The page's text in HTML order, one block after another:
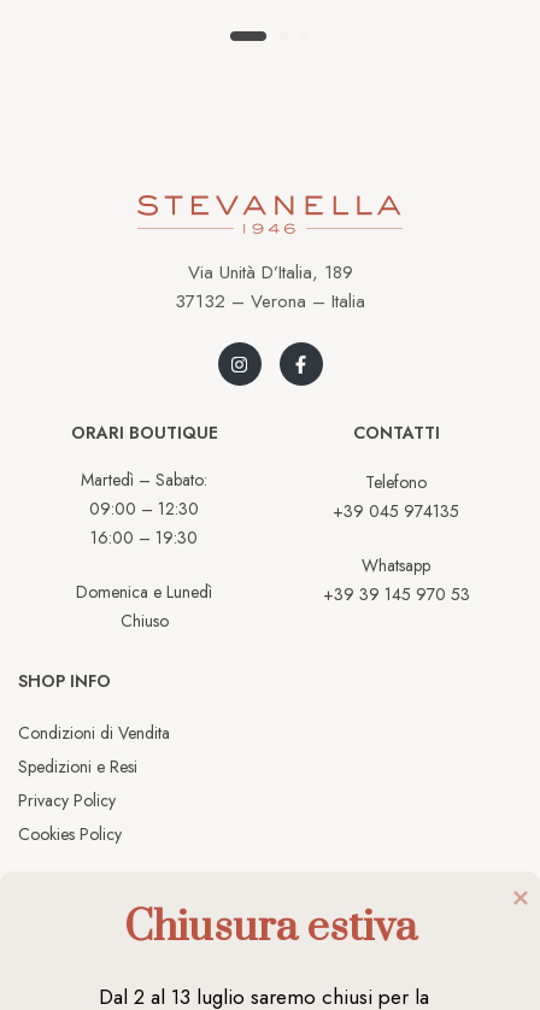
Via Unità D’Italia, 189
37132 – Verona – Italia
ORARI BOUTIQUE
Martedì – Sabato:
09:00 – 12:30
16:00 – 19:30
Domenica e Lunedì
Chiuso
CONTATTI
Telefono
+39 045 974135
Whatsapp
+39 39 145 970 53
SHOP INFO
Condizioni di Vendita
Spedizioni e Resi
Privacy Policy
Cookies Policy
@2026 Stevanella 1946 | All Rights Reserved | P.IVA
Chiusura estiva
Dal 2 al 13 luglio saremo chiusi per la